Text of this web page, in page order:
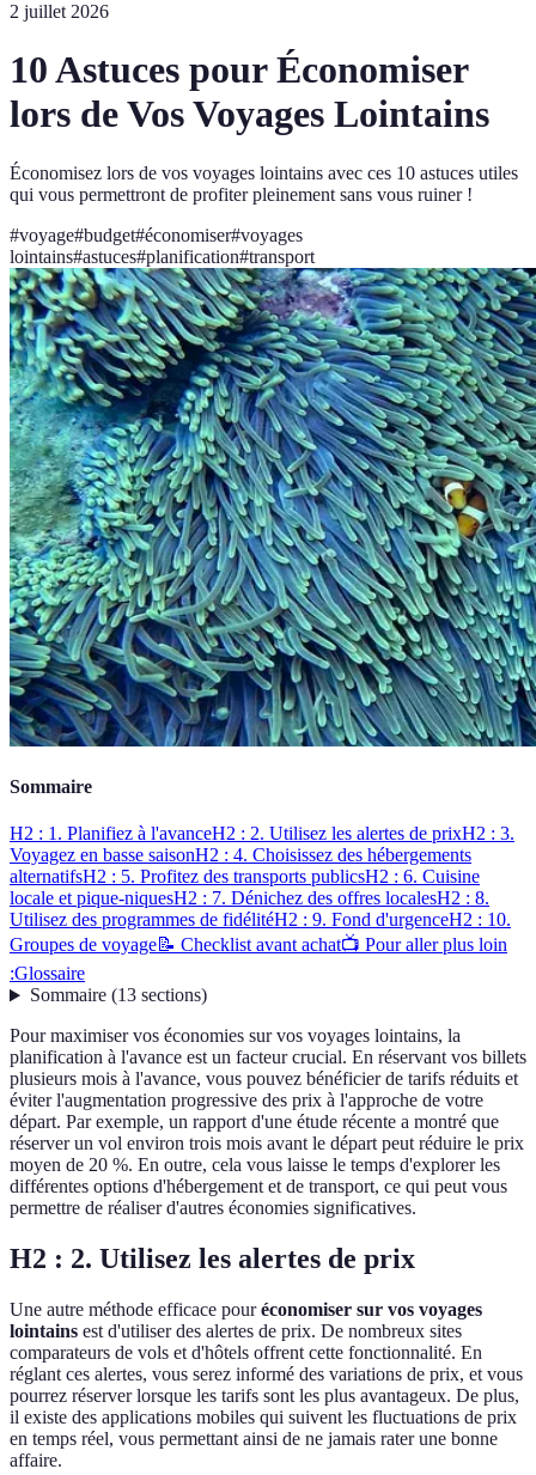
2 juillet 2026
10 Astuces pour Économiser
lors de Vos Voyages Lointains
Économisez lors de vos voyages lointains avec ces 10 astuces utiles
qui vous permettront de profiter pleinement sans vous ruiner !
#voyage#budget#économiser#voyages
lointains#astuces#planification#transport
Sommaire
H2 : 1. Planifiez à l'avanceH2 : 2. Utilisez les alertes de prixH2 : 3.
Voyagez en basse saisonH2 : 4. Choisissez des hébergements
alternatifsH2 : 5. Profitez des transports publicsH2 : 6. Cuisine
locale et pique-niquesH2 : 7. Dénichez des offres localesH2 : 8.
Utilisez des programmes de fidélitéH2 : 9. Fond d'urgenceH2 : 10.
Groupes de voyage📝 Checklist avant achat📺 Pour aller plus loin
:Glossaire
Sommaire(13 sections)
Pour maximiser vos économies sur vos voyages lointains, la
planification à l'avance est un facteur crucial. En réservant vos billets
plusieurs mois à l'avance, vous pouvez bénéficier de tarifs réduits et
éviter l'augmentation progressive des prix à l'approche de votre
départ. Par exemple, un rapport d'une étude récente a montré que
réserver un vol environ trois mois avant le départ peut réduire le prix
moyen de 20 %. En outre, cela vous laisse le temps d'explorer les
différentes options d'hébergement et de transport, ce qui peut vous
permettre de réaliser d'autres économies significatives.
H2 : 2. Utilisez les alertes de prix
Une autre méthode efficace pouréconomiser sur vos voyages
lointains est d'utiliser des alertes de prix. De nombreux sites
comparateurs de vols et d'hôtels offrent cette fonctionnalité. En
réglant ces alertes, vous serez informé des variations de prix, et vous
pourrez réserver lorsque les tarifs sont les plus avantageux. De plus,
il existe des applications mobiles qui suivent les fluctuations de prix
en temps réel, vous permettant ainsi de ne jamais rater une bonne
affaire.